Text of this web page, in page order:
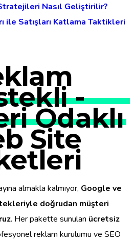
Nasıl Geliştirilir?
ile Satışları Katlama Taktikleri
-
Odaklı
Site
almakla kalmıyor, Google ve
doğrudan müşteri
. Her pakette sunulan ücretsiz
reklam kurulumu ve SEO